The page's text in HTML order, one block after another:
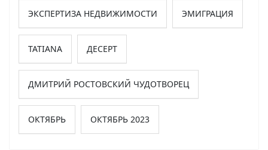
ЭКСПЕРТИЗА НЕДВИЖИМОСТИ ЭМИГРАЦИЯ
TATIANA ДЕСЕРТ
ДМИТРИЙ РОСТОВСКИЙ ЧУДОТВОРЕЦ
ОКТЯБРЬ ОКТЯБРЬ 2023